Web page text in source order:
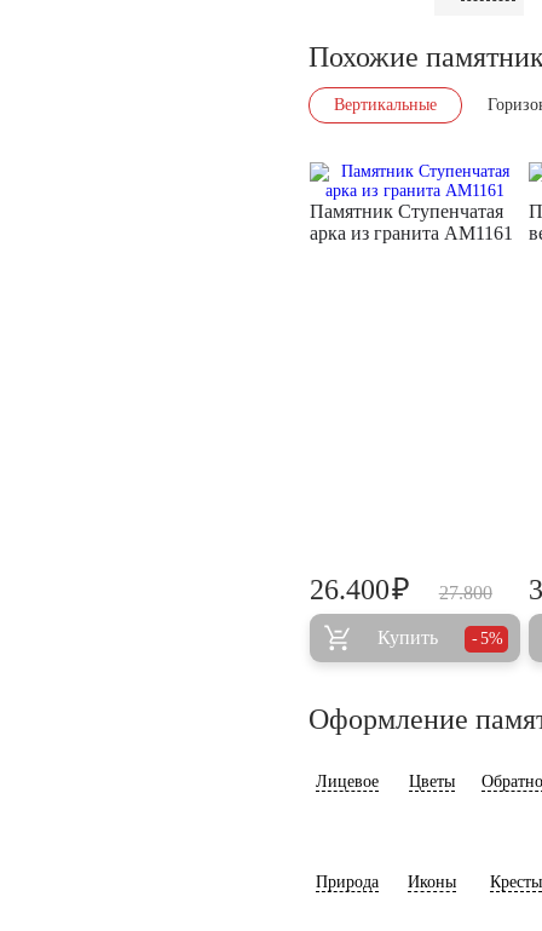
Похожие
Вертикальные
Памятник Ступенчатая
арка из гранита AM1161
27.800
26.400₽
Купить 5%
Оформление
Лицевое Цветы
Природа Иконы Кресты